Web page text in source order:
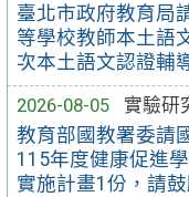
臺北市政府教育局
等學校教師本土語
次本土語文認證輔
2026-08-05
實驗研
教育部國教署委請
115年度健康促進
實施計畫1份，請